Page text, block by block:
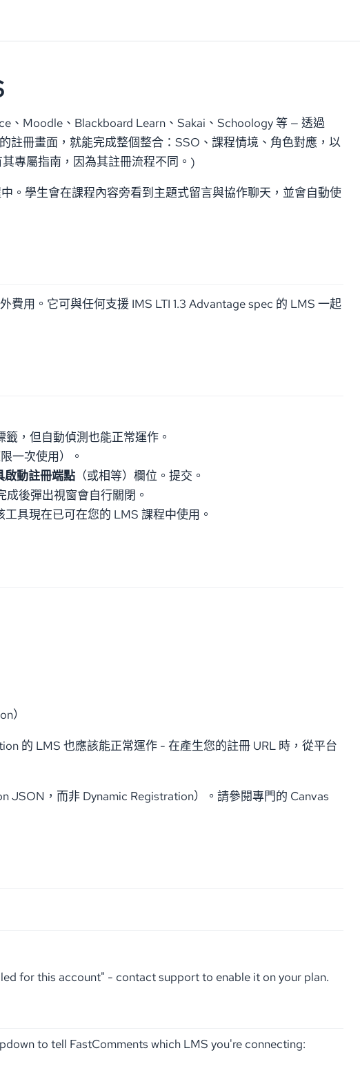
、Moodle、Blackboard Learn、Sakai、Schoology 等 — 透過
註冊畫面，就能完成整個整合：SSO、課程情境、角色對應，以
專屬指南，因為其註冊流程不同。)
。學生會在課程內容旁看到主題式留言與協作聊天，並會自動使
費用。它可與任何支援 IMS LTI 1.3 Advantage spec 的 LMS 一起
，但自動偵測也能正常運作。
一次使用）。
啟動註冊端點 （或相等）欄位。提交。
後彈出視窗會自行關閉。
工具現在已可在您的 LMS 課程中使用。
）
的 LMS 也應該能正常運作 - 在產生您的註冊 URL 時，從平台
JSON，而非 Dynamic Registration）。請參閱專門的 Canvas
for this account" - contact support to enable it on your plan.
to tell FastComments which LMS you're connecting: